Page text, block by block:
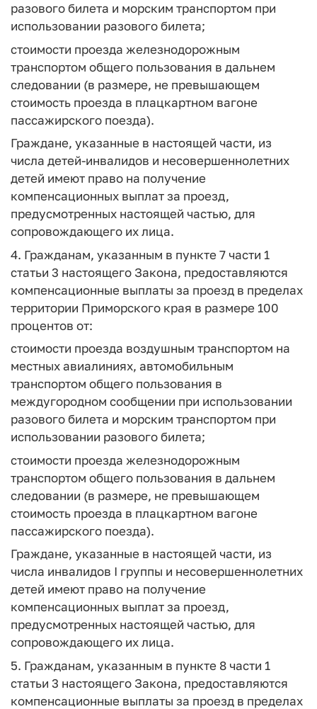
разового билета и морским транспортом при
использовании разового билета;
стоимости проезда железнодорожным
транспортом общего пользования в дальнем
следовании (в размере, не превышающем
стоимость проезда в плацкартном вагоне
пассажирского поезда).
Граждане, указанные в настоящей части, из
числа детей-инвалидов и несовершеннолетних
детей имеют право на получение
компенсационных выплат за проезд,
предусмотренных настоящей частью, для
сопровождающего их лица.
4. Гражданам, указанным в пункте 7 части 1
статьи 3 настоящего Закона, предоставляются
компенсационные выплаты за проезд в пределах
территории Приморского края в размере 100
процентов от:
стоимости проезда воздушным транспортом на
местных авиалиниях, автомобильным
транспортом общего пользования в
междугородном сообщении при использовании
разового билета и морским транспортом при
использовании разового билета;
стоимости проезда железнодорожным
транспортом общего пользования в дальнем
следовании (в размере, не превышающем
стоимость проезда в плацкартном вагоне
пассажирского поезда).
Граждане, указанные в настоящей части, из
числа инвалидов I группы и несовершеннолетних
детей имеют право на получение
компенсационных выплат за проезд,
предусмотренных настоящей частью, для
сопровождающего их лица.
5. Гражданам, указанным в пункте 8 части 1
статьи 3 настоящего Закона, предоставляются
компенсационные выплаты за проезд в пределах